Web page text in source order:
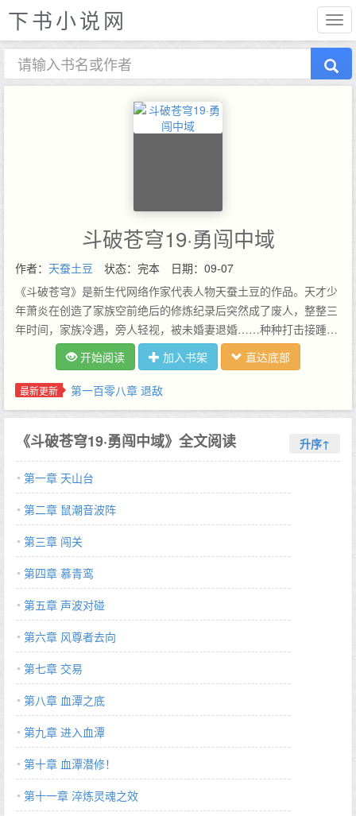
下书小说网
斗破苍穹19·勇闯中域
作者： 天蚕土豆 状态：完本
日期：09-07
《斗破苍穹》是新生代网络作家代表人物天蚕土豆的作品。天才少
年萧炎在创造了家族空前绝后的修炼纪录后突然成了废人，整整三
年时间，家族冷遇，旁人轻视，被未婚妻退婚……种种打击接踵而
至。就在他即将绝望的时候，一缕幽魂从他手上的戒指里浮现，一
扇全新的大门在面前开启……《斗破苍穹》：最值得期待的东方幻
想长篇巨制！丹塔所在的地方，名为丹城，那里几乎是全大陆炼药
少也需要一月左右的时间。林焱摊了摊手，道。狂风巨鹰之上，林
焱望着身体上血红之色逐渐减弱的萧炎，松了一口气，看来后者正
在逐渐将体内那古凰血精给吸收了………
开始阅读 加入书架 直达底部
最新更新 第一百零八章 退敌
《斗破苍穹19·勇闯中域》全文阅读 升序↑
第一章 天山台
第二章 鼠潮音波阵
第三章 闯关
第四章 慕青鸾
第五章 声波对碰
第六章 风尊者去向
第七章 交易
第八章 血潭之底
第九章 进入血潭
第十章 血潭潜修！
第十一章 淬炼灵魂之效